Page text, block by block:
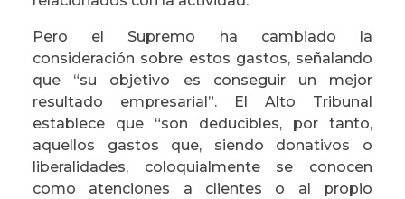
Pero el Supremo ha cambiado la
consideración sobre estos gastos, señalando
que “su objetivo es conseguir un mejor
resultado empresarial”. El Alto Tribunal
establece que “son deducibles, por tanto,
aquellos gastos que, siendo donativos o
liberalidades, coloquialmente se conocen
como atenciones a clientes o al propio